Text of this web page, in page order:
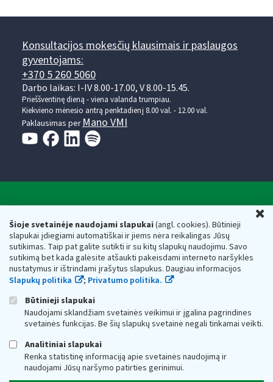
Šioje svetainėje naudojami slapukai(angl. cookies). Būtinieji
slapukai įdiegiami automatiškai ir jiems nėra reikalingas Jūsų
sutikimas. Taip pat galite sutikti ir su kitų slapukų naudojimu. Savo
sutikimą bet kada galėsite atšaukti pakeisdami interneto naršyklės
nustatymus ir ištrindami įrašytus slapukus. Daugiau informacijos
Slapukų politika
; Privatumo politika.
Būtinieji slapukai
Naudojami sklandžiam svetainės veikimui ir įgalina pagrindines
svetainės funkcijas. Be šių slapukų svetainė negali tinkamai veikti.
Analitiniai slapukai
Renka statistinę informaciją apie svetainės naudojimą ir
naudojami Jūsų naršymo patirties gerinimui.
Konsultacijos mokesčių klausimais ir paslaugos
gyventojams:
+370 5 260 5060
Darbo laikas: I-IV 8.00-17.00, V 8.00-15.45.
Prieššventinę dieną - viena valanda trumpiau.
Kiekvieno mėnesio antrą penktadienį 8.00 val. - 12.00 val.
Paklausimas perMano VMI
Valstybinė mokesčių inspekcija prie Lietuvos
Respublikos finansų ministerijos
Biudžetinė įstaiga. Juridinio asmens kodas — 188659752,
adresas: Vasario 16-osios g. 14, 01107 Vilnius, Lietuva, el.paštas:
vmi@vmi.lt, E. pristatymo dėžutės adresas 188659752
Duomenys apie Valstybinę mokesčių inspekciją prie Lietuvos
Respublikos finansų ministerijos kaupiami ir saugomi Juridinių